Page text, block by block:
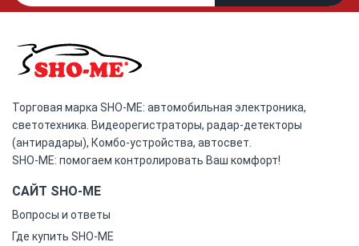
Торговая марка SHO-ME: автомобильная электроника,
светотехника. Видеорегистраторы, радар-детекторы
(антирадары), Комбо-устройства, автосвет.
SHO-ME: помогаем контролировать Ваш комфорт!
САЙТ SHO-ME
Вопросы и ответы
Где купить SHO-ME